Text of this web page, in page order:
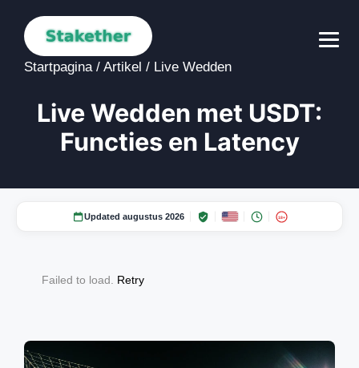
Startpagina / Artikel / Live Wedden
Live Wedden met USDT:
Functies en Latency
Updated augustus 2026 18+
Failed to load. Retry